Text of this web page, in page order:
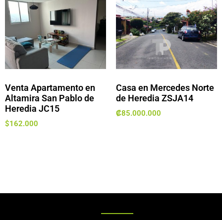
Venta Apartamento en
Altamira San Pablo de
Heredia JC15
$162.000
Casa en Mercedes Norte
de Heredia ZSJA14
₡85.000.000